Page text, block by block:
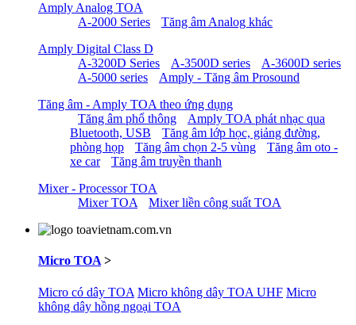
Amply Analog TOA
A-2000 Series
Tăng âm Analog khác
Amply Digital Class D
A-3200D Series
A-3500D series
A-3600D series
A-5000 series
Amply - Tăng âm Prosound
Tăng âm - Amply TOA theo ứng dụng
Tăng âm phổ thông
Amply TOA phát nhạc qua
Bluetooth, USB
Tăng âm lớp học, giảng đường,
phòng họp
Tăng âm chọn 2-5 vùng
Tăng âm oto -
xe car
Tăng âm truyền thanh
Mixer - Processor TOA
Mixer TOA
Mixer liền công suất TOA
Micro TOA >
Micro có dây TOA Micro không dây TOA UHF Micro
không dây hồng ngoại TOA